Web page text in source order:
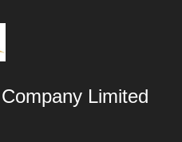
Limited